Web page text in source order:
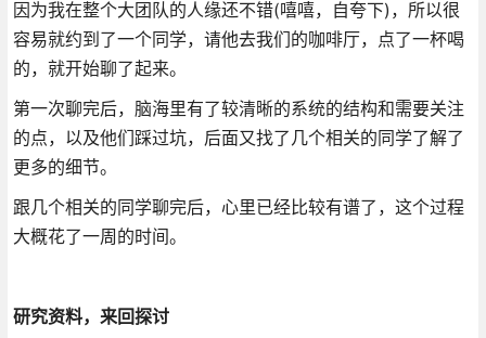
因为我在整个大团队的人缘还不错(嘻嘻，自夸下)，所以很
容易就约到了一个同学，请他去我们的咖啡厅，点了一杯喝
的，就开始聊了起来。
第一次聊完后，脑海里有了较清晰的系统的结构和需要关注
的点，以及他们踩过坑，后面又找了几个相关的同学了解了
更多的细节。
跟几个相关的同学聊完后，心里已经比较有谱了，这个过程
大概花了一周的时间。
研究资料，来回探讨